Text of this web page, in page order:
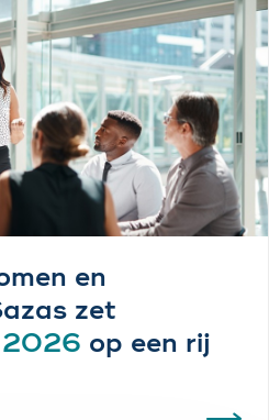
en
zet
2026 op een rij